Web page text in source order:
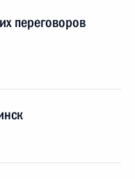
переговоров